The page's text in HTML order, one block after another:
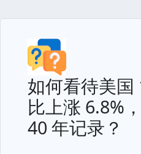
如何看待美国
比上涨 6.8%
40 年记录？